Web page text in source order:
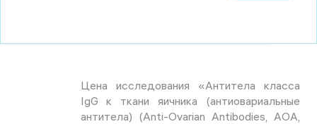
Цена исследования «Антитела класса
IgG к ткани яичника (антиовариальные
антитела) (Anti-Ovarian Antibodies, AOA,